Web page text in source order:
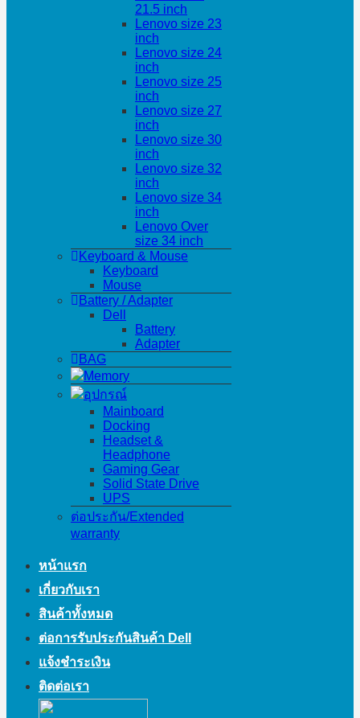
21.5 inch
Lenovo size 23
inch
Lenovo size 24
inch
Lenovo size 25
inch
Lenovo size 27
inch
Lenovo size 30
inch
Lenovo size 32
inch
Lenovo size 34
inch
Lenovo Over
size 34 inch
Keyboard & Mouse
Keyboard
Mouse
Battery / Adapter
Dell
Battery
Adapter
BAG
Memory
อุปกรณ์
Mainboard
Docking
Headset &
Headphone
Gaming Gear
Solid State Drive
UPS
ต่อประกัน/Extended
warranty
หน้าแรก
เกี่ยวกับเรา
สินค้าทั้งหมด
ต่อการรับประกันสินค้า Dell
แจ้งชำระเงิน
ติดต่อเรา